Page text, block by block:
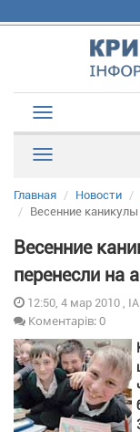
Главная Новости
Весенние
Весенние
перенесли на
12:50, 4 мар 2010 ,
Коментарів: 0